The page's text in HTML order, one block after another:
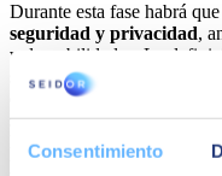
Consentimiento
Durante esta fase habrá
seguridad y privacidad,
vulnerabilidades. La
seguridad y privacidad al
equipo a comprender los
seguridad, corregir fallos
los niveles adecuados de
proyecto.